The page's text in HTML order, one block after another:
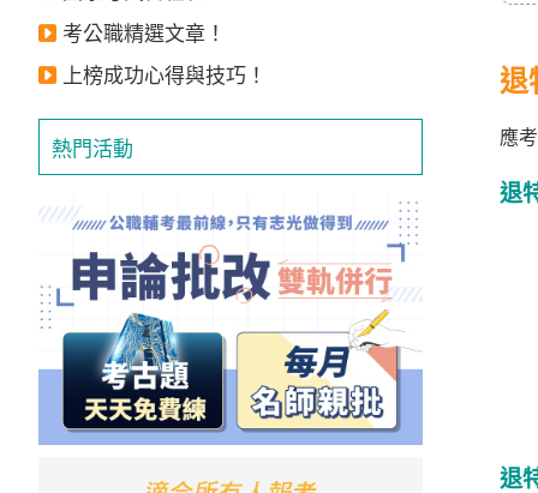
考公職精選文章！
上榜成功心得與技巧！
熱門活動
退
應
退
退
號
享
服
務，
獲
得
500